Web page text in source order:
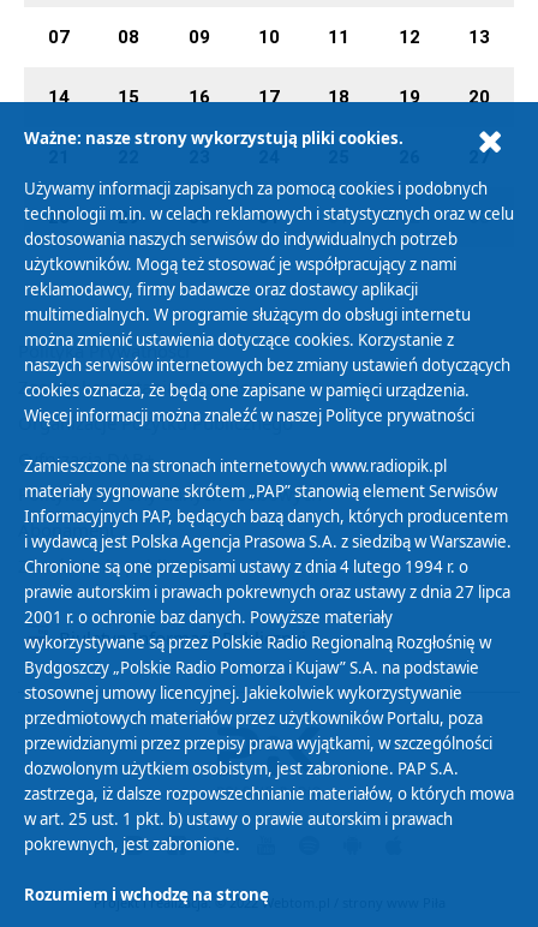
07 08 09 10 11 12 13
14 15 16 17 18 19 20
27
28 29 30 31 01 02 03
Polityka Prywatności
Zasady korzystania z Serwisu
Organizacje Pożytku Publicznego
Cyfryzacja DAB+
Polityka ochrony danych osobowych
Abonament
Zamówienia publiczne
Biuletyn Informacji Publicznej
Projekt i realizacja: © 2022Webtom.pl
Ważne: nasze strony wykorzystują pliki cookies.
Używamy informacji zapisanych za pomocą cookies i podobnych
technologii m.in. w celach reklamowych i statystycznych oraz w celu
dostosowania naszych serwisów do indywidualnych potrzeb
użytkowników. Mogą też stosować je współpracujący z nami
reklamodawcy, firmy badawcze oraz dostawcy aplikacji
multimedialnych. W programie służącym do obsługi internetu
można zmienić ustawienia dotyczące cookies. Korzystanie z
naszych serwisów internetowych bez zmiany ustawień dotyczących
cookies oznacza, że będą one zapisane w pamięci urządzenia.
Więcej informacji można znaleźć w naszej Polityce prywatności
Zamieszczone na stronach internetowych www.radiopik.pl
materiały sygnowane skrótem „PAP” stanowią element Serwisów
Informacyjnych PAP, będących bazą danych, których producentem
i wydawcą jest Polska Agencja Prasowa S.A. z siedzibą w Warszawie.
Chronione są one przepisami ustawy z dnia 4 lutego 1994 r. o
prawie autorskim i prawach pokrewnych oraz ustawy z dnia 27 lipca
2001 r. o ochronie baz danych. Powyższe materiały
wykorzystywane są przez Polskie Radio Regionalną Rozgłośnię w
Bydgoszczy „Polskie Radio Pomorza i Kujaw” S.A. na podstawie
stosownej umowy licencyjnej. Jakiekolwiek wykorzystywanie
przedmiotowych materiałów przez użytkowników Portalu, poza
przewidzianymi przez przepisy prawa wyjątkami, w szczególności
dozwolonym użytkiem osobistym, jest zabronione. PAP S.A.
zastrzega, iż dalsze rozpowszechnianie materiałów, o których mowa
w art. 25 ust. 1 pkt. b) ustawy o prawie autorskim i prawach
pokrewnych, jest zabronione.
Rozumiem i wchodzę na stronę